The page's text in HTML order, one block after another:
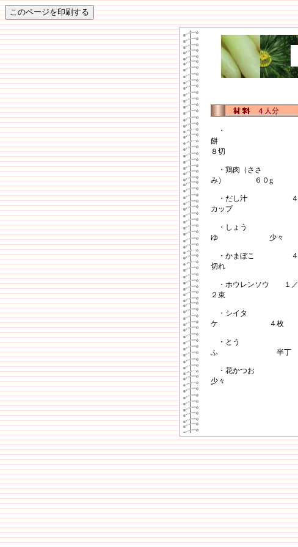
・
餅
８切
・鶏肉（ささ
み） ６０g
・だし汁 ４
カップ
・しょう
ゆ 少々
・かまぼこ ４
切れ
・ホウレンソウ １／
２束
・シイタ
ケ ４枚
・とう
ふ 半丁
・花かつお
少々